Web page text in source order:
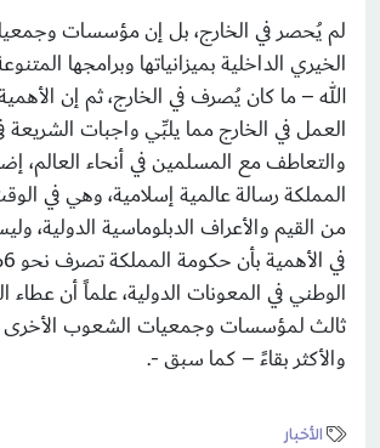
لم يُحصر في الخارج، بل إن مؤسسات
الخيري الداخلية بميزانياتها وبرامجها
الله – ما كان يُصرف في الخارج، ثم إن
العمل في الخارج مما يلبِّي واجبات الشريعة
والتعاطف مع المسلمين في أنحاء العالم،
المملكة رسالة عالمية إسلامية، وهي في
من القيم والأعراف الدبلوماسية الدولية،
الوطني في المعونات الدولية، علماً أن
ثالث لمؤسسات وجمعيات الشعوب الأخرى
والأكثر بقاءً – كما سبق -.
الأخبار